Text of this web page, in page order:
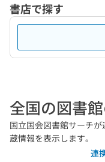
書店で探す
全国の図書
国立国会図書館サーチ
蔵情報を表示します。
連